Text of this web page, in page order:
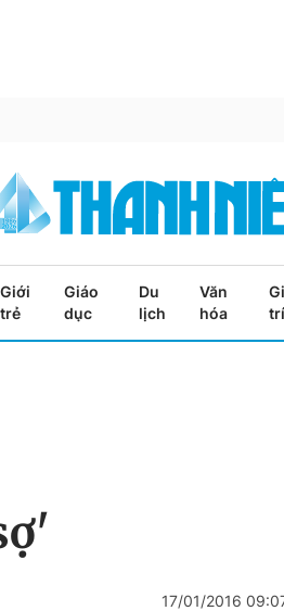
Giới
trẻ
Giáo
dục
Du
lịch
Văn
hóa
trí
17/01/2016